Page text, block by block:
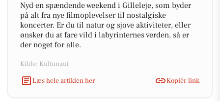
Nyd en spændende weekend i Gilleleje, som byder
på alt fra nye filmoplevelser til nostalgiske
koncerter. Er du til natur og sjove aktiviteter, eller
ønsker du at fare vild i labyrinternes verden, så er
der noget for alle.
Kilde: Kultunaut
Læs hele artiklen her
Kopiér link